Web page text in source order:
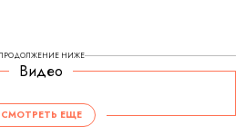
НИЖЕ
Видео
СМОТРЕТЬ ЕЩЕ